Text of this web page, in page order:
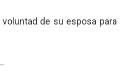
de su esposa para